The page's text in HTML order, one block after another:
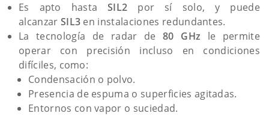
Es apto hastaSIL2 por sí solo, y puede
alcanzar SIL3 en instalaciones redundantes.
La tecnología de radar de80 GHz le permite
operar con precisión incluso en condiciones
difíciles, como:
Condensación o polvo.
Presencia de espuma o superficies agitadas.
Entornos con vapor o suciedad.